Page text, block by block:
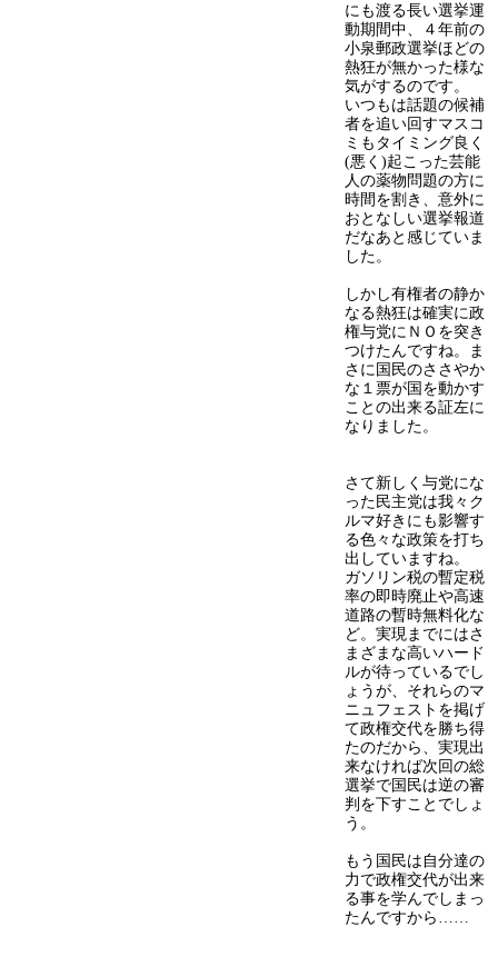
にも渡る長い選挙運
動期間中、４年前の
小泉郵政選挙ほどの
熱狂が無かった様な
気がするのです。
いつもは話題の候補
者を追い回すマスコ
ミもタイミング良く
(悪く)起こった芸能
人の薬物問題の方に
時間を割き、意外に
おとなしい選挙報道
だなあと感じていま
した。
しかし有権者の静か
なる熱狂は確実に政
権与党にＮＯを突き
つけたんですね。ま
さに国民のささやか
な１票が国を動かす
ことの出来る証左に
なりました。
さて新しく与党にな
った民主党は我々ク
ルマ好きにも影響す
る色々な政策を打ち
出していますね。
ガソリン税の暫定税
率の即時廃止や高速
道路の暫時無料化な
ど。実現までにはさ
まざまな高いハード
ルが待っているでし
ょうが、それらのマ
ニュフェストを掲げ
て政権交代を勝ち得
たのだから、実現出
来なければ次回の総
選挙で国民は逆の審
判を下すことでしょ
う。
もう国民は自分達の
力で政権交代が出来
る事を学んでしまっ
たんですから……